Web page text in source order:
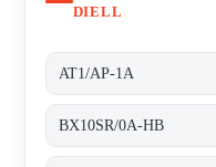
DIELL
AT1/AP-1A
BX10SR/0A-HB